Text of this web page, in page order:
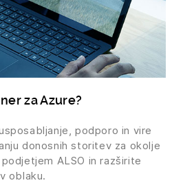
za Azure?
podporo in vire
donosnih storitev za okolje
ALSO in razširite
oblaku.